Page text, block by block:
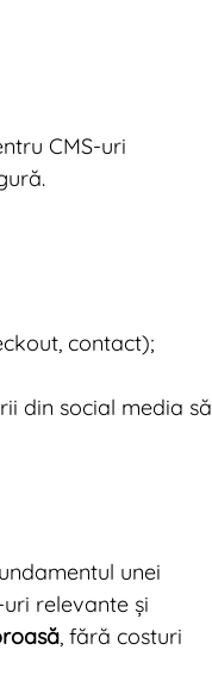
CMS-uri
contact);
din social media să
unei
relevante și
, fără costuri